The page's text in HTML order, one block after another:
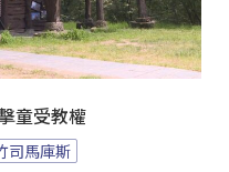
童受教權
司馬庫斯